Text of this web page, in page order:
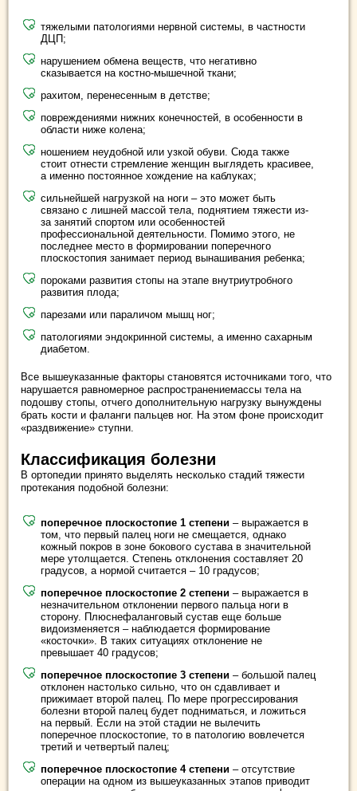
тяжелыми патологиями нервной системы, в частности
ДЦП;
нарушением обмена веществ, что негативно
сказывается на костно-мышечной ткани;
рахитом, перенесенным в детстве;
повреждениями нижних конечностей, в особенности в
области ниже колена;
ношением неудобной или узкой обуви. Сюда также
стоит отнести стремление женщин выглядеть красивее,
а именно постоянное хождение на каблуках;
сильнейшей нагрузкой на ноги – это может быть
связано с лишней массой тела, поднятием тяжести из-
за занятий спортом или особенностей
профессиональной деятельности. Помимо этого, не
последнее место в формировании поперечного
плоскостопия занимает период вынашивания ребенка;
пороками развития стопы на этапе внутриутробного
развития плода;
парезами или параличом мышц ног;
патологиями эндокринной системы, а именно сахарным
диабетом.
Все вышеуказанные факторы становятся источниками того, что
нарушается равномерное распространениемассы тела на
подошву стопы, отчего дополнительную нагрузку вынуждены
брать кости и фаланги пальцев ног. На этом фоне происходит
«раздвижение» ступни.
Классификация болезни
В ортопедии принято выделять несколько стадий тяжести
протекания подобной болезни:
поперечное плоскостопие 1 степени – выражается в
том, что первый палец ноги не смещается, однако
кожный покров в зоне бокового сустава в значительной
мере утолщается. Степень отклонения составляет 20
градусов, а нормой считается – 10 градусов;
поперечное плоскостопие 2 степени – выражается в
незначительном отклонении первого пальца ноги в
сторону. Плюснефаланговый сустав еще больше
видоизменяется – наблюдается формирование
«косточки». В таких ситуациях отклонение не
превышает 40 градусов;
поперечное плоскостопие 3 степени – большой палец
отклонен настолько сильно, что он сдавливает и
прижимает второй палец. По мере прогрессирования
болезни второй палец будет подниматься, и ложиться
на первый. Если на этой стадии не вылечить
поперечное плоскостопие, то в патологию вовлечется
третий и четвертый палец;
поперечное плоскостопие 4 степени – отсутствие
операции на одном из вышеуказанных этапов приводит